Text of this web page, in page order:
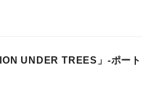
UNDER TREES」-ポー